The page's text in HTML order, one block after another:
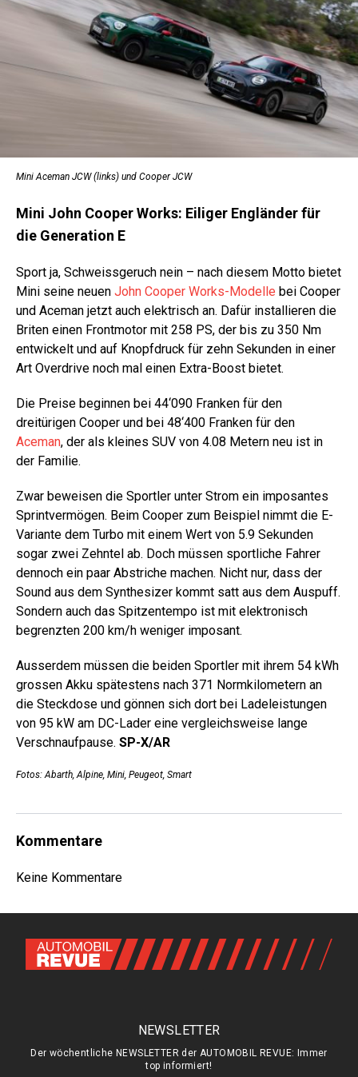
Mini Aceman JCW (links) und Cooper JCW
Mini John Cooper Works: Eiliger Engländer für
die Generation E
Sport ja, Schweissgeruch nein – nach diesem Motto bietet
Mini seine neuen John Cooper Works-Modelle bei Cooper
und Aceman jetzt auch elektrisch an. Dafür installieren die
Briten einen Frontmotor mit 258 PS, der bis zu 350 Nm
entwickelt und auf Knopfdruck für zehn Sekunden in einer
Art Overdrive noch mal einen Extra-Boost bietet.
Die Preise beginnen bei 44‘090 Franken für den
dreitürigen Cooper und bei 48‘400 Franken für den
Aceman, der als kleines SUV von 4.08 Metern neu ist in
der Familie.
Zwar beweisen die Sportler unter Strom ein imposantes
Sprintvermögen. Beim Cooper zum Beispiel nimmt die E-
Variante dem Turbo mit einem Wert von 5.9 Sekunden
sogar zwei Zehntel ab. Doch müssen sportliche Fahrer
dennoch ein paar Abstriche machen. Nicht nur, dass der
Sound aus dem Synthesizer kommt satt aus dem Auspuff.
Sondern auch das Spitzentempo ist mit elektronisch
begrenzten 200 km/h weniger imposant.
Ausserdem müssen die beiden Sportler mit ihrem 54 kWh
grossen Akku spätestens nach 371 Normkilometern an
die Steckdose und gönnen sich dort bei Ladeleistungen
von 95 kW am DC-Lader eine vergleichsweise lange
Verschnaufpause. SP-X/AR
Fotos: Abarth, Alpine, Mini, Peugeot, Smart
Kommentare
Keine Kommentare
NEWSLETTER
Der wöchentliche NEWSLETTER der AUTOMOBIL REVUE: Immer
top informiert!